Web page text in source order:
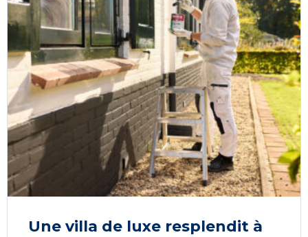
Une villa de luxe resplendit à